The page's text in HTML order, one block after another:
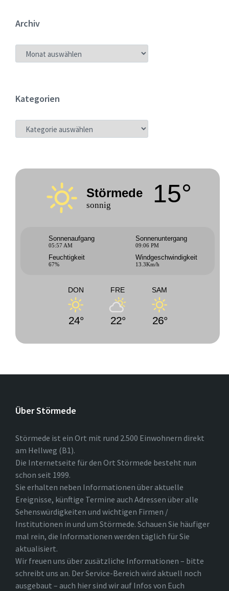
Archiv
ARCHIV
Kategorien
KATEGORIEN
Störmede
sonnig 15°
Sonnenaufgang
05:57 AM
Sonnenuntergang
09:06 PM
Feuchtigkeit
67%
Windgeschwindigkeit
13.3Km/h
DON
24°
FRE
22°
SAM
26°
Über Störmede
Störmede ist ein Ort mit rund 2.500 Einwohnern direkt
am Hellweg (B1).
Die Internetseite für den Ort Störmede besteht nun
schon seit 1999.
Sie erhalten neben Informationen über aktuelle
Ereignisse, künftige Termine auch Adressen über alle
Sehenswürdigkeiten und wichtigen Firmen /
Institutionen in und um Störmede. Schauen Sie häufiger
mal rein, die Informationen werden täglich für Sie
aktualisiert.
Wir freuen uns über zusätzliche Informationen – bitte
schreibt uns an. Der Service-Bereich wird aktuell noch
ausgebaut – auch hier sind wir auf Infos von Euch